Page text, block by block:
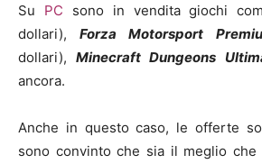
Su PC sono in vendita giochi
dollari),Forza Motorsport
dollari),Minecraft Dungeons
ancora.
Anche in questo caso, le offerte
sono convinto che sia il meglio che